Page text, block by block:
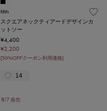
fifth
スクエアネックティアードデザインカ
ットソー
¥4,400
¥2,200
[50%OFFクーポン利用価格]
14
8/7 発売